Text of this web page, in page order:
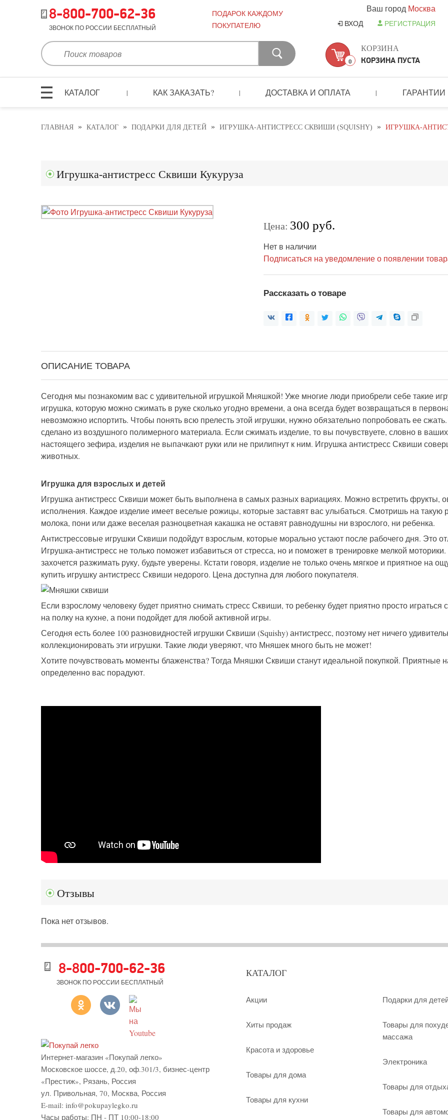
8-800-700-62-36
ЗВОНОК ПО РОССИИ БЕСПЛАТНЫЙ
ПОДАРОК КАЖДОМУ
ПОКУПАТЕЛЮ
Ваш город Москва
ВХОД РЕГИСТРАЦИЯ
0
КОРЗИНА
КОРЗИНА ПУСТА
КАТАЛОГ | КАК ЗАКАЗАТЬ? | ДОСТАВКА И ОПЛАТА | ГАРАНТИИ
ГЛАВНАЯ » КАТАЛОГ » ПОДАРКИ ДЛЯ ДЕТЕЙ » ИГРУШКА-АНТИСТРЕСС СКВИШИ (SQUISHY) » ИГРУШКА-
Игрушка-антистресс Сквиши Кукуруза
Цена: 300 руб.
Нет в наличии
Подписаться на уведомление о появлении
Рассказать о товаре
ОПИСАНИЕ ТОВАРА
Сегодня мы познакомим вас с удивительной игрушкой Мняшкой! Уже многие люди приобрели себе такие
игрушка, которую можно сжимать в руке сколько угодно времени, а она всегда будет возвращаться в
невозможно испортить. Чтобы понять всю прелесть этой игрушки, нужно обязательно попробовать ее
сделано из воздушного полимерного материала. Если сжимать изделие, то вы почувствуете, словно в
настоящего зефира, изделия не выпачкают руки или не прилипнут к ним. Игрушка антистресс Сквиши
животных.
Игрушка для взрослых и детей
Игрушка антистресс Сквиши может быть выполнена в самых разных вариациях. Можно встретить фрукты,
исполнения. Каждое изделие имеет веселые рожицы, которые заставят вас улыбаться. Смотришь на такую
молока, пони или даже веселая разноцветная какашка не оставят равнодушны ни взрослого, ни ребенка.
Антистрессовые игрушки Сквиши подойдут взрослым, которые морально устают после рабочего дня. Это
Игрушка-антистресс не только поможет избавиться от стресса, но и поможет в тренировке мелкой
захочется разжимать руку, будьте уверены. Кстати говоря, изделие не только очень мягкое и приятное на
купить игрушку антистресс Сквиши недорого. Цена доступна для любого покупателя.
Если взрослому человеку будет приятно снимать стресс Сквиши, то ребенку будет приятно просто
на полку на кухне, а пони подойдет для любой активной игры.
Сегодня есть более 100 разновидностей игрушки Сквиши (Squishy) антистресс, поэтому нет ничего
коллекционировать эти игрушки. Такие люди уверяют, что Мняшек много быть не может!
Хотите почувствовать моменты блаженства? Тогда Мняшки Сквиши станут идеальной покупкой. Приятные
определенно вас порадуют.
Отзывы
Пока нет отзывов.
8-800-700-62-36
ЗВОНОК ПО РОССИИ БЕСПЛАТНЫЙ
Интернет-магазин «Покупай легко»
Московское шоссе, д.20, оф.301/3, бизнес-центр
«Престиж», Рязань, Россия
ул. Привольная, 70, Москва, Россия
E-mail: info@pokupaylegko.ru
Часы работы: ПН - ПТ 10:00-18:00
КАТАЛОГ
Акции
Хиты продаж
Красота и здоровье
Товары для дома
Товары для кухни
Подарки для
Товары для
массажа
Электроника
Товары для
Товары для